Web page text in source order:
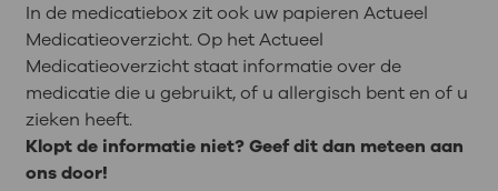
In de medicatiebox zit ook uw papieren Actueel
Medicatieoverzicht. Op het Actueel
Medicatieoverzicht staat informatie over de
medicatie die u gebruikt, of u allergisch bent en of u
zieken heeft.
Klopt de informatie niet? Geef dit dan meteen aan
ons door!